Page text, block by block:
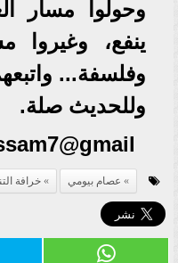
وحولوا مسار
ينفع، وغيروا
وفلسفة...
وللحديث صلة.
عصام بيومي خرافة